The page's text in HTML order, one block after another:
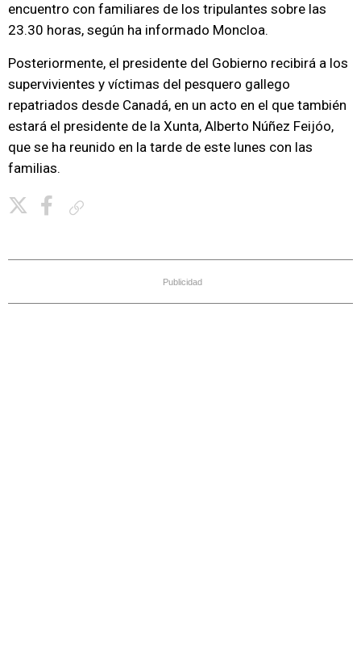
encuentro con familiares de los tripulantes sobre las
23.30 horas, según ha informado Moncloa.
Posteriormente, el presidente del Gobierno recibirá a los
supervivientes y víctimas del pesquero gallego
repatriados desde Canadá, en un acto en el que también
estará el presidente de la Xunta, Alberto Núñez Feijóo,
que se ha reunido en la tarde de este lunes con las
familias.
Publicidad